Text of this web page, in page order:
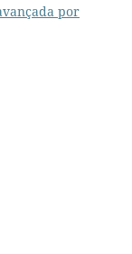
por